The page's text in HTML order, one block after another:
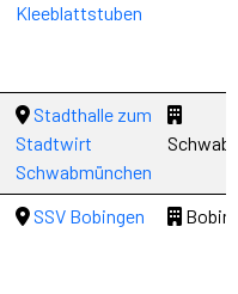
Kleeblattstuben
Stadthalle zum
Stadtwirt
Schwabmünchen
SSV Bobingen